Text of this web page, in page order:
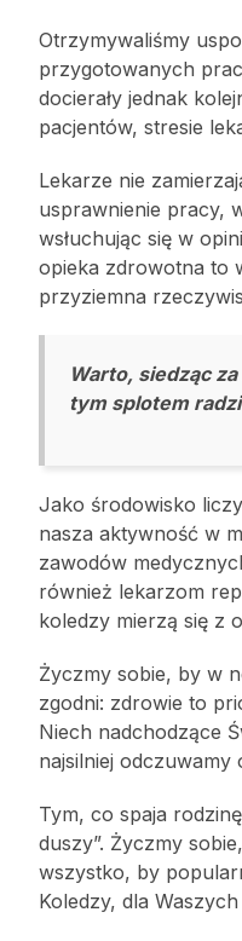
Otrzymywaliśmy
przygotowanych
docierały jednak
pacjentów, stresie
Lekarze nie
usprawnienie pracy,
wsłuchując się w
opieka zdrowotna to
przyziemna
Warto, siedząc
tym splotem
Jako środowisko
nasza aktywność w
zawodów
również lekarzom
koledzy mierzą się z
Życzmy sobie, by w
zgodni: zdrowie to
Niech nadchodzące
najsilniej
Tym, co spaja
duszy”. Życzmy
wszystko, by
Koledzy, dla